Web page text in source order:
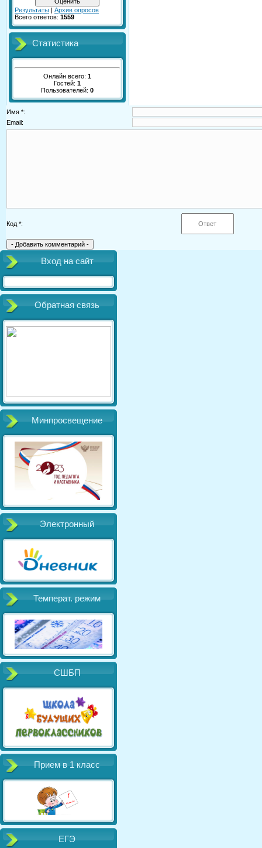
Результаты | Архив опросов
Всего ответов: 1559
Статистика
Онлайн всего: 1
Гостей: 1
Пользователей: 0
Имя *:
Email:
Код *:
Вход на сайт
Обратная связь
Минпросвещение
Электронный
Температ. режим
СШБП
Прием в 1 класс
ЕГЭ